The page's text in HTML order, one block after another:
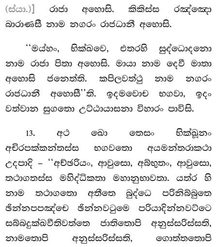
(ස්යා.)]
රාජා අහොසි. කිකිස්ස රඤ්ඤො
බාරාණසී නාම නගරං රාජධානී අහොසි.
‘‘මය්හං, භික්ඛවෙ, එතරහි සුද්ධොදනො
නාම රාජා පිතා අහොසි. මායා නාම දෙවී මාතා
අහොසි ජනෙත්ති. කපිලවත්ථු නාම නගරං
රාජධානී අහොසී’’ති. ඉදමවොච භගවා, ඉදං
වත්වානසුගතො උට්ඨායාසනා විහාරං පාවිසි.
13. අථඛො තෙසං භික්ඛූනං
අචිරපක්කන්තස්ස භගවතො අයමන්තරාකථා
උදපාදි – ‘‘අච්ඡරියං, ආවුසො, අබ්භුතං, ආවුසො,
තථාගතස්ස මහිද්ධිකතා මහානුභාවතා. යත්ර හි
නාම තථාගතො අතීතෙ බුද්ධෙ පරිනිබ්බුතෙ
ඡින්නපපඤ්චෙ ඡින්නවටුමෙ පරියාදින්නවට්ටෙ
සබ්බදුක්ඛවීතිවත්තෙ ජාතිතොපි අනුස්සරිස්සති,
නාමතොපි අනුස්සරිස්සති, ගොත්තතොපි